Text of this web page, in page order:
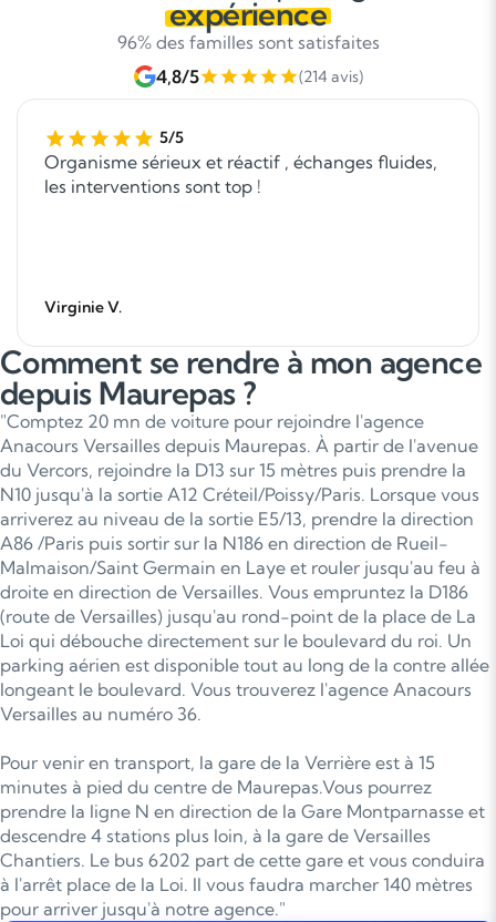
expérience
96% des familles sont satisfaites
4,8/5
(214 avis)
5/5
Organisme sérieux et réactif , échanges fluides,
les interventions sont top !
Virginie V.
Comment se rendre à mon agence
depuis Maurepas ?
"Comptez 20 mn de voiture pour rejoindre l'agence
Anacours Versailles depuis Maurepas. À partir de l'avenue
du Vercors, rejoindre la D13 sur 15 mètres puis prendre la
N10 jusqu'à la sortie A12 Créteil/Poissy/Paris. Lorsque vous
arriverez au niveau de la sortie E5/13, prendre la direction
A86 /Paris puis sortir sur la N186 en direction de Rueil-
Malmaison/Saint Germain en Laye et rouler jusqu'au feu à
droite en direction de Versailles. Vous empruntez la D186
(route de Versailles) jusqu'au rond-point de la place de La
Loi qui débouche directement sur le boulevard du roi. Un
parking aérien est disponible tout au long de la contre allée
longeant le boulevard. Vous trouverez l'agence Anacours
Versailles au numéro 36.
Pour venir en transport, la gare de la Verrière est à 15
minutes à pied du centre de Maurepas.Vous pourrez
prendre la ligne N en direction de la Gare Montparnasse et
descendre 4 stations plus loin, à la gare de Versailles
Chantiers. Le bus 6202 part de cette gare et vous conduira
à l'arrêt place de la Loi. Il vous faudra marcher 140 mètres
pour arriver jusqu'à notre agence."